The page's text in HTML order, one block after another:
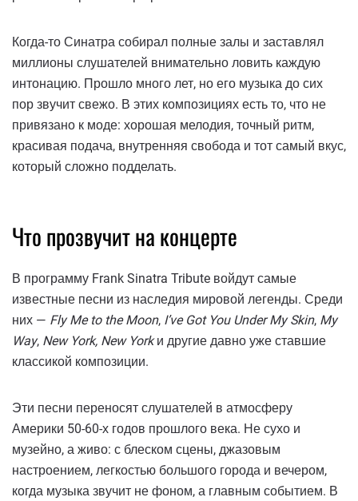
Когда-то Синатра собирал полные залы и заставлял
миллионы слушателей внимательно ловить каждую
интонацию. Прошло много лет, но его музыка до сих
пор звучит свежо. В этих композициях есть то, что не
привязано к моде: хорошая мелодия, точный ритм,
красивая подача, внутренняя свобода и тот самый вкус,
который сложно подделать.
Что прозвучит на концерте
В программу Frank Sinatra Tribute войдут самые
известные песни из наследия мировой легенды. Среди
них — Fly Me to the Moon, I’ve Got You Under My Skin, My
Way, New York, New Yorkи другие давно уже ставшие
классикой композиции.
Эти песни переносят слушателей в атмосферу
Америки 50-60-х годов прошлого века. Не сухо и
музейно, а живо: с блеском сцены, джазовым
настроением, легкостью большого города и вечером,
когда музыка звучит не фоном, а главным событием. В